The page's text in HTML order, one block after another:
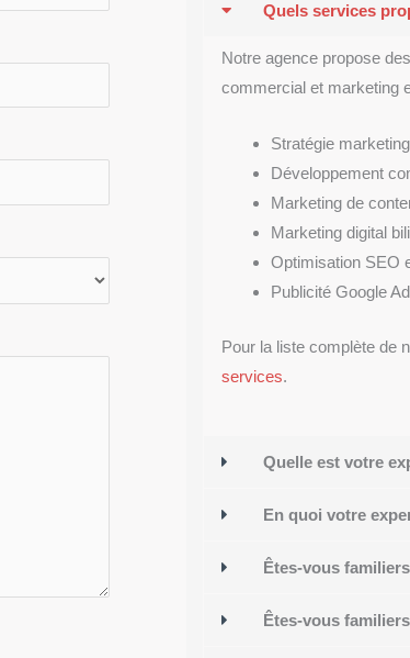
Quels services
Notre agence propose des
commercial et marketing
Stratégie
Développement
Marketing de
Marketing digital
Optimisation SEO
Publicité Google
Pour la liste complète de
services.
Quelle est votre
En quoi votre
Êtes-vous
Êtes-vous